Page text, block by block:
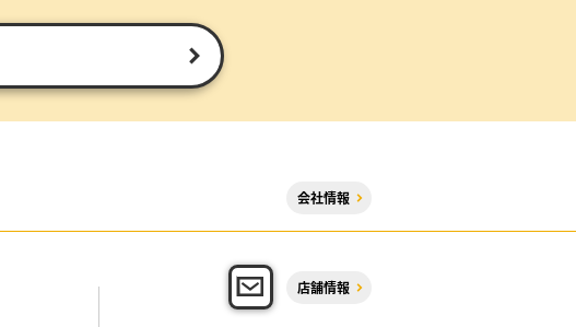
会社情報
店舗情報